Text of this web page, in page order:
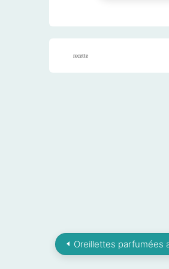
recette
Oreillettes parfumées